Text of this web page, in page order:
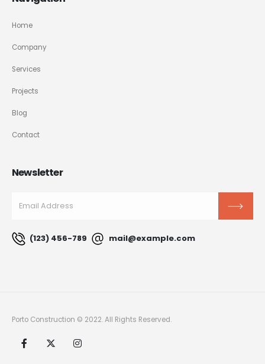
Home
Company
Services
Projects
Blog
Contact
Newsletter
(123) 456-789 mail@example.com
Porto Construction © 2022. All Rights Reserved.